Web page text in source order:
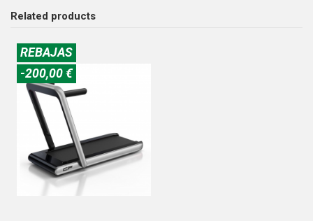
Related products
REBAJAS
-200,00 €